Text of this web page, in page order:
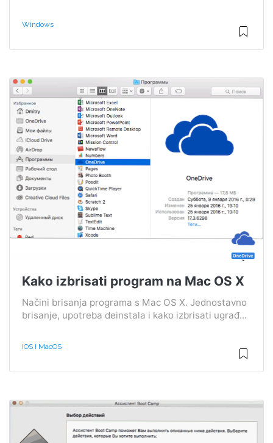
Windows
Kako izbrisati program na Mac OS X
Načini brisanja programa s Mac OS X. Jednostavno
brisanje, upotreba deinstala i kako izbrisati ugrađ...
IOS I MacOS